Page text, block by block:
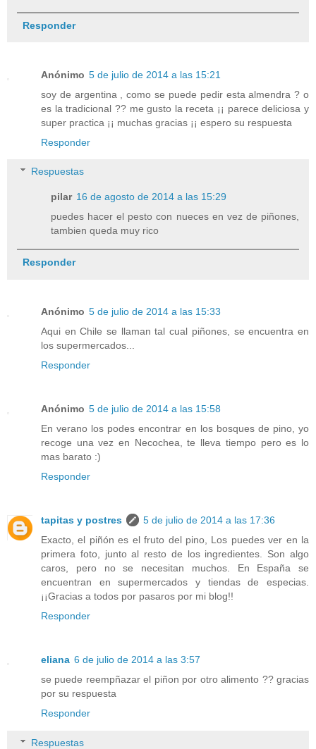
Responder
Anónimo 5 de julio de 2014 a las 15:21
soy de argentina , como se puede pedir esta almendra ? o
es la tradicional ?? me gusto la receta ¡¡ parece deliciosa y
super practica ¡¡ muchas gracias ¡¡ espero su respuesta
Responder
Respuestas
pilar 16 de agosto de 2014 a las 15:29
puedes hacer el pesto con nueces en vez de piñones,
tambien queda muy rico
Responder
Anónimo 5 de julio de 2014 a las 15:33
Aqui en Chile se llaman tal cual piñones, se encuentra en
los supermercados...
Responder
Anónimo 5 de julio de 2014 a las 15:58
En verano los podes encontrar en los bosques de pino, yo
recoge una vez en Necochea, te lleva tiempo pero es lo
mas barato :)
Responder
tapitas y postres
5 de julio de 2014 a las 17:36
Exacto, el piñón es el fruto del pino, Los puedes ver en la
primera foto, junto al resto de los ingredientes. Son algo
caros, pero no se necesitan muchos. En España se
encuentran en supermercados y tiendas de especias.
¡¡Gracias a todos por pasaros por mi blog!!
Responder
eliana 6 de julio de 2014 a las 3:57
se puede reempñazar el piñon por otro alimento ?? gracias
por su respuesta
Responder
Respuestas